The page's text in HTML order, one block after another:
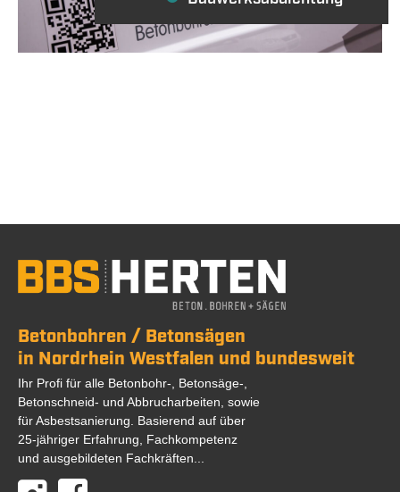
Betonbohren / Betonsägen
in Nordrhein Westfalen und bundesweit
Ihr Profi für alle Betonbohr-, Betonsäge-,
Betonschneid- und Abbrucharbeiten, sowie
für Asbestsanierung. Basierend auf über
25-jähriger Erfahrung, Fachkompetenz
und ausgebildeten Fachkräften...